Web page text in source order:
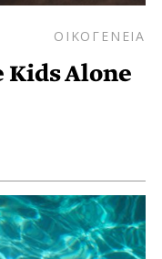
ΟΙΚΟΓΕΝΕΙΑ
Kids Alone